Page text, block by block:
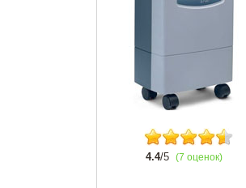
4.4/5 (7 оценок)